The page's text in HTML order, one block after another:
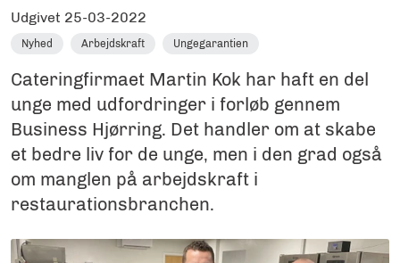
Udgivet 25-03-2022
Nyhed Arbejdskraft Ungegarantien
Cateringfirmaet Martin Kok har haft en del
unge med udfordringer i forløb gennem
Business Hjørring. Det handler om at skabe
et bedre liv for de unge, men i den grad også
om manglen på arbejdskraft i
restaurationsbranchen.